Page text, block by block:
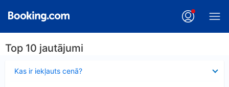
Top 10 jautājumi
Kas ir iekļauts cenā?